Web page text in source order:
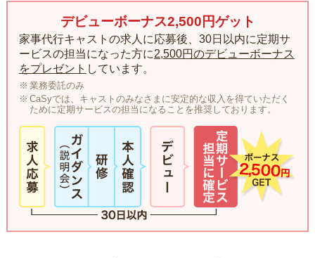
デビューボーナス2,500円ゲット
家事代行キャストの求人に応募後、30日以内に定期サ
ービスの担当になった方に2,500円のデビューボーナス
をプレゼント しています。
業務委託のみ
CaSyでは、キャストのみなさまに安定的な収入を得ていただく
ために定期サービスの担当になることを推奨しております。